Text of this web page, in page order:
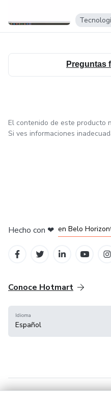
Preguntas
El contenido de este producto
Si ves informaciones
Hecho con ❤ en Belo
Conoce Hotmart
Idioma
Español